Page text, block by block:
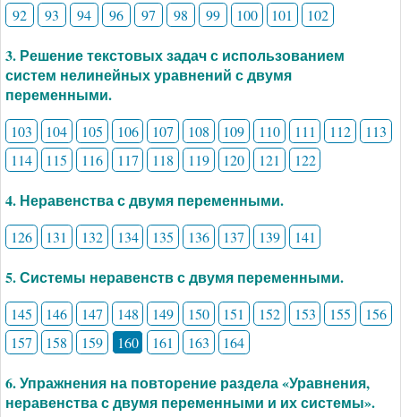
92
93 94 96 97 98 99 100 101 102
3. Решение текстовых задач с использованием
систем нелинейных уравнений с двумя
переменными.
103 104 105 106 107 108 109 110 111 112
113
114
115 116 117 118 119 120 121 122
4. Неравенства с двумя переменными.
126 131 132 134 135 136 137 139 141
5. Системы неравенств с двумя переменными.
145 146 147 148 149 150 151 152 153 155
156
157
158 159 160 161 163 164
6. Упражнения на повторение раздела «Уравнения,
неравенства с двумя переменными и их системы».